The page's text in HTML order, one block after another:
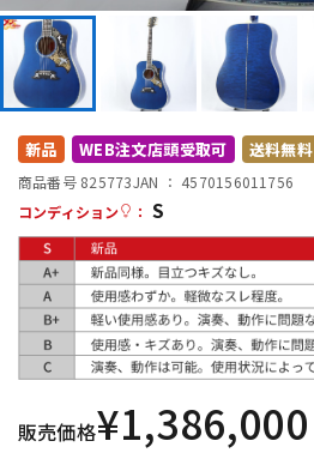
DTM オンライン納品
配信/ライブ機器
中古
新品 WEB注文店頭受取可 送料無料
商品番号 825773JAN ： 4570156011756
コンディション
： S
販売価格¥1,386,000